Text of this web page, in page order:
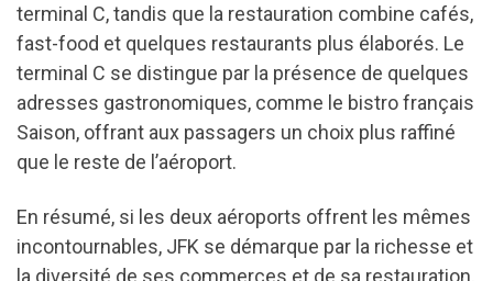
terminal C, tandis que la restauration combine cafés,
fast-food et quelques restaurants plus élaborés. Le
terminal C se distingue par la présence de quelques
adresses gastronomiques, comme le bistro français
Saison, offrant aux passagers un choix plus raffiné
que le reste de l’aéroport.
En résumé, si les deux aéroports offrent les mêmes
incontournables, JFK se démarque par la richesse et
la diversité de ses commerces et de sa restauration,